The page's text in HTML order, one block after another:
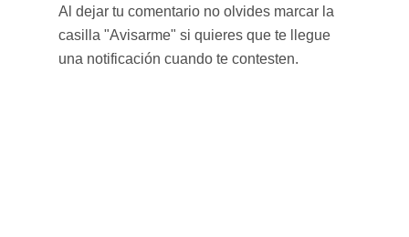
Al dejar tu comentario no olvides marcar la
casilla "Avisarme" si quieres que te llegue
una notificación cuando te contesten.